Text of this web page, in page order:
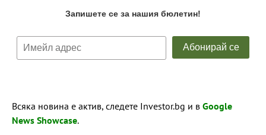
Всяка новина е актив, следете Investor.bg и в Google
News Showcase.